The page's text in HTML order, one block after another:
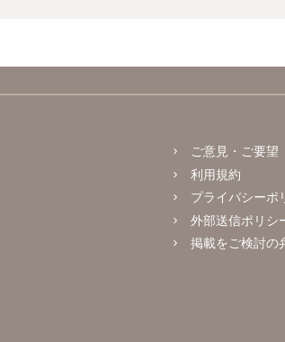
ご意見・ご要望
利用規約
プライバシーポ
外部送信ポリシ
掲載をご検討の